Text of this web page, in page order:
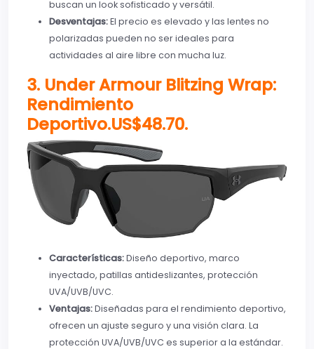
buscan un look sofisticado y versátil.
Desventajas:El precio es elevado y las lentes no
polarizadas pueden no ser ideales para
actividades al aire libre con mucha luz.
3. Under Armour Blitzing Wrap:
Rendimiento
Deportivo.US$48.70.
Características:Diseño deportivo, marco
inyectado, patillas antideslizantes, protección
UVA/UVB/UVC.
Ventajas:Diseñadas para el rendimiento deportivo,
ofrecen un ajuste seguro y una visión clara. La
protección UVA/UVB/UVC es superior a la estándar.